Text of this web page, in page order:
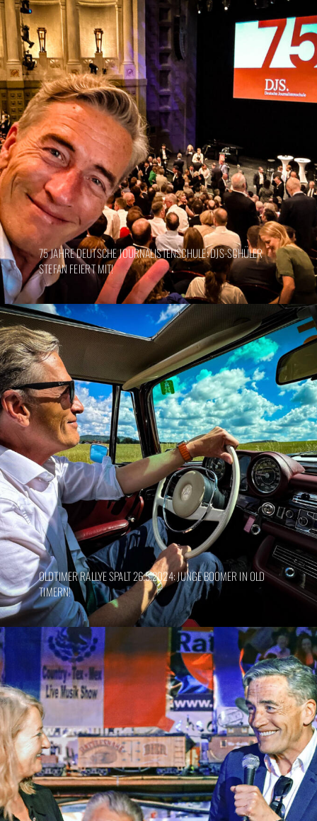
75 JAHRE DEUTSCHE JOURNALISTENSCHULE: DJS-SCHÜLER
STEFAN FEIERT MIT!
OLDTIMER RALLYE SPALT 26.5.2024: JUNGE BOOMER IN OLD
TIMERN!